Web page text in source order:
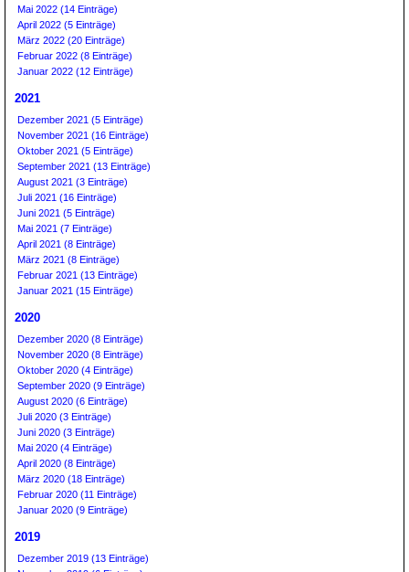
Mai 2022 (14 Einträge)
April 2022 (5 Einträge)
März 2022 (20 Einträge)
Februar 2022 (8 Einträge)
Januar 2022 (12 Einträge)
2021
Dezember 2021 (5 Einträge)
November 2021 (16 Einträge)
Oktober 2021 (5 Einträge)
September 2021 (13 Einträge)
August 2021 (3 Einträge)
Juli 2021 (16 Einträge)
Juni 2021 (5 Einträge)
Mai 2021 (7 Einträge)
April 2021 (8 Einträge)
März 2021 (8 Einträge)
Februar 2021 (13 Einträge)
Januar 2021 (15 Einträge)
2020
Dezember 2020 (8 Einträge)
November 2020 (8 Einträge)
Oktober 2020 (4 Einträge)
September 2020 (9 Einträge)
August 2020 (6 Einträge)
Juli 2020 (3 Einträge)
Juni 2020 (3 Einträge)
Mai 2020 (4 Einträge)
April 2020 (8 Einträge)
März 2020 (18 Einträge)
Februar 2020 (11 Einträge)
Januar 2020 (9 Einträge)
2019
Dezember 2019 (13 Einträge)